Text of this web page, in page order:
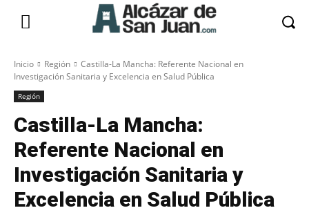
Inicio Región
Castilla-La Mancha: Referente Nacional en
Investigación Sanitaria y Excelencia en Salud Pública
Región
Castilla-La Mancha:
Referente Nacional en
Investigación Sanitaria y
Excelencia en Salud Pública